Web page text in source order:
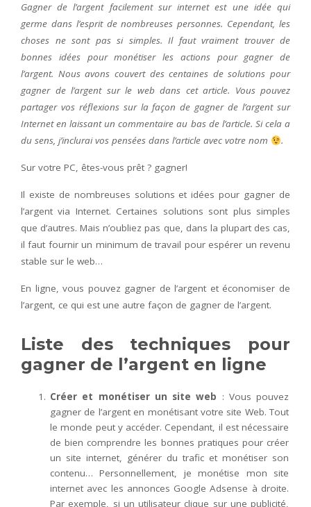
Gagner de l’argent facilement sur internet est une idée qui
germe dans l’esprit de nombreuses personnes. Cependant, les
choses ne sont pas si simples. Il faut vraiment trouver de
bonnes idées pour monétiser les actions pour gagner de
l’argent. Nous avons couvert des centaines de solutions pour
gagner de l’argent sur le web dans cet article. Vous pouvez
partager vos réflexions sur la façon de gagner de l’argent sur
Internet en laissant un commentaire au bas de l’article. Si cela a
du sens, j’inclurai vos pensées dans l’article avec votre nom
.
Sur votre PC, êtes-vous prêt ? gagner!
Il existe de nombreuses solutions et idées pour gagner de
l’argent via Internet. Certaines solutions sont plus simples
que d’autres. Mais n’oubliez pas que, dans la plupart des cas,
il faut fournir un minimum de travail pour espérer un revenu
stable sur le web…
En ligne, vous pouvez gagner de l’argent et économiser de
l’argent, ce qui est une autre façon de gagner de l’argent.
Liste des techniques pour
gagner de l’argent en ligne
Créer et monétiser un site web : Vous pouvez
gagner de l’argent en monétisant votre site Web. Tout
le monde peut y accéder. Cependant, il est nécessaire
de bien comprendre les bonnes pratiques pour créer
un site internet, générer du trafic et monétiser son
contenu… Personnellement, je monétise mon site
internet avec les annonces Google Adsense à droite.
Par exemple, si un utilisateur clique sur une publicité,